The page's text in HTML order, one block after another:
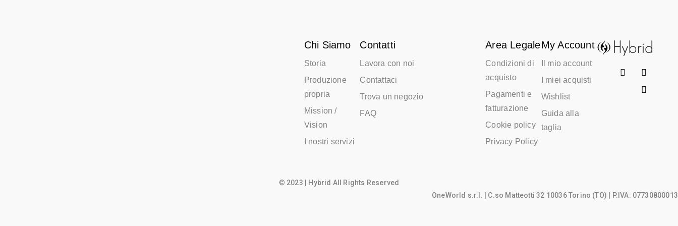
Chi Siamo
Storia
Produzione
propria
Mission /
Vision
I nostri servizi
Contatti
Lavora con noi
Contattaci
Trova un negozio
FAQ
Area Legale
Condizioni di
acquisto
Pagamenti e
fatturazione
Cookie policy
Privacy Policy
My Account
Il mio account
I miei acquisti
Wishlist
Guida alla
taglia
© 2023 | Hybrid All Rights Reserved
OneWorld s.r.l.
| C.so Matteotti 32 10036 Torino (TO) | P.IVA: 07730800013